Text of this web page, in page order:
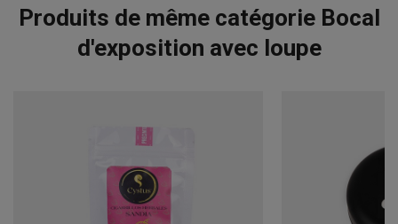
Produits de même catégorie Bocal
d'exposition avec loupe